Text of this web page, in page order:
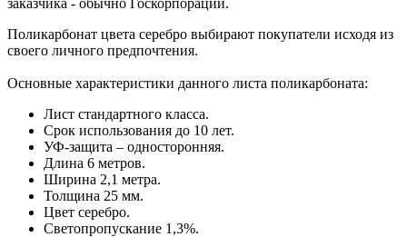
Поликарбонат цвета серебро выбирают покупатели исходя из
своего личного предпочтения.
Основные характеристики данного листа поликарбоната:
Лист стандартного класса.
Срок использования до 10 лет.
УФ-защита – односторонняя.
Длина 6 метров.
Ширина 2,1 метра.
Толщина 25 мм.
Цвет серебро.
Светопропускание 1,3%.